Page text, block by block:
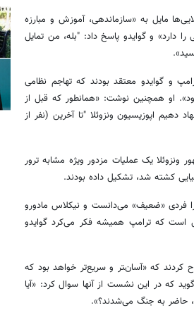
مایل به «سازماندهی، آموزش و مبارزه
دارد» و گوایدو پاسخ داد: "بله، من تمایل
و گوایدو معتقد بودند که تهاجم نظامی
بود». او همچنین نوشت: «همانطور که قبل از
اپوزیسیون ونزوئلا "تا آخرین (نفر از
ونزوئلا یک عملیات مزدور ویژه مشابه ترور
کشته شد، تشکیل داده بودند.
فردی «ضعیف» می‌دانست و نیکلاس مادورو
است که ترامپ همیشه فکر می‌کرد گوایدو
کردند که «آسان‌‍تر و سریع‌تر خواهد بود که
که در این نشست از آنها سوال کرد: «آیا
حاضر به جنگ می‌شدند؟».